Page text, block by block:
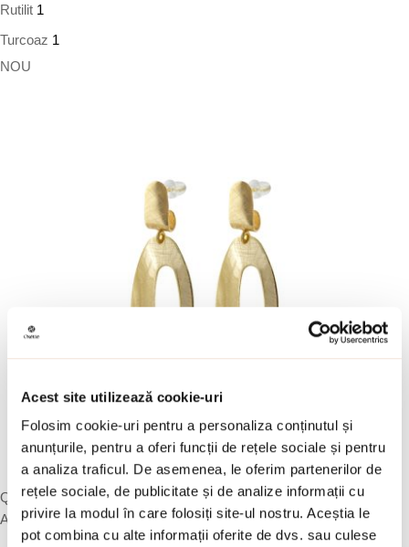
Acest site utilizează cookie-uri
Folosim cookie-uri pentru a personaliza conținutul și
anunțurile, pentru a oferi funcții de rețele sociale și pentru
a analiza traficul. De asemenea, le oferim partenerilor de
rețele sociale, de publicitate și de analize informații cu
privire la modul în care folosiți site-ul nostru. Aceștia le
pot combina cu alte informații oferite de dvs. sau culese
Rutilit 1
Turcoaz 1
NOU
Quick view
Adauga in wishlist